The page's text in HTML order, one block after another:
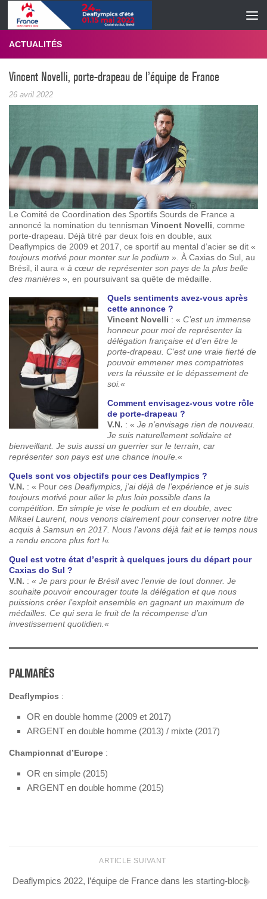
Skip to content
ACTUALITÉS
Vincent Novelli, porte-drapeau de l’équipe de France
26 avril 2022
Le Comité de Coordination des Sportifs Sourds de France a
annoncé la nomination du tennisman Vincent Novelli , comme
porte-drapeau. Déjà titré par deux fois en double, aux
Deaflympics de 2009 et 2017, ce sportif au mental d’acier se dit «
toujours motivé pour monter sur le podium ». À Caxias do Sul, au
Brésil, il aura « à cœur de représenter son pays de la plus belle
des manières », en poursuivant sa quête de médaille.
Quels sentiments avez-vous après
cette annonce ?
Vincent Novelli : « C’est un immense
honneur pour moi de représenter la
délégation française et d’en être le
porte-drapeau. C’est une vraie fierté de
pouvoir emmener mes compatriotes
vers la réussite et le dépassement de
soi.«
Comment envisagez-vous votre rôle
de porte-drapeau ?
V.N. : « Je n’envisage rien de nouveau.
Je suis naturellement solidaire et
bienveillant. Je suis aussi un guerrier sur le terrain, car
représenter son pays est une chance inouïe. «
Quels sont vos objectifs pour ces Deaflympics ?
V.N. : « Pour ces Deaflympics, j’ai déjà de l’expérience et je suis
toujours motivé pour aller le plus loin possible dans la
compétition. En simple je vise le podium et en double, avec
Mikael Laurent, nous venons clairement pour conserver notre titre
acquis à Samsun en 2017. Nous l’avons déjà fait et le temps nous
a rendu encore plus fort !«
Quel est votre état d’esprit à quelques jours du départ pour
Caxias do Sul ?
V.N. : « Je pars pour le Brésil avec l’envie de tout donner. Je
souhaite pouvoir encourager toute la délégation et que nous
puissions créer l’exploit ensemble en gagnant un maximum de
médailles. Ce qui sera le fruit de la récompense d’un
investissement quotidien. «
PALMARÈS
Deaflympics :
OR en double homme (2009 et 2017)
ARGENT en double homme (2013) / mixte (2017)
Championnat d’Europe :
OR en simple (2015)
ARGENT en double homme (2015)
ARTICLE SUIVANT
Deaflympics 2022, l’équipe de France dans les starting-block